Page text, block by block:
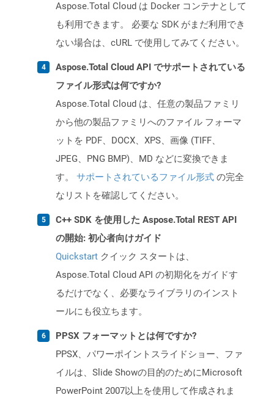
Aspose.Total Cloud は Docker コンテナとして
も利用できます。 必要な SDK がまだ利用でき
ない場合は、cURL で使用してみてください。
Aspose.Total Cloud API でサポートされている
ファイル形式は何ですか?
Aspose.Total Cloud は、任意の製品ファミリ
から他の製品ファミリへのファイル フォーマ
ットを PDF、DOCX、XPS、画像 (TIFF、
JPEG、PNG BMP)、MD などに変換できま
す。 サポートされているファイル形式 の完全
なリストを確認してください。
C++ SDK を使用した Aspose.Total REST API
の開始: 初心者向けガイド
Quickstart クイック スタートは、
Aspose.Total Cloud API の初期化をガイドす
るだけでなく、必要なライブラリのインスト
ールにも役立ちます。
PPSX フォーマットとは何ですか?
PPSX、パワーポイントスライドショー、ファ
イルは、Slide Showの目的のためにMicrosoft
PowerPoint 2007以上を使用して作成されま